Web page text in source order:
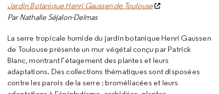
Jardin Botanique Henri Gaussen de Toulouse
Par Nathalie Séjalon-Delmas
La serre tropicale humide du jardin botanique Henri Gaussen
de Toulouse présente un mur végétal conçu par Patrick
Blanc, montrant l’étagement des plantes et leurs
adaptations. Des collections thématiques sont disposées
contre les parois de la serre : broméliacées et leurs